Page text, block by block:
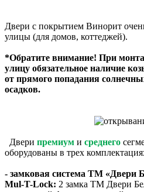
Двери с покрытием Винорит
улицы (для домов, коттеджей).
*Обратите внимание! При
улицу обязательное наличие
от прямого попадания
осадков.
Двери премиум и среднего
оборудованы в трех
- замковая система ТМ «Двери
Mul-T-Lock: 2 замка ТМ Двери